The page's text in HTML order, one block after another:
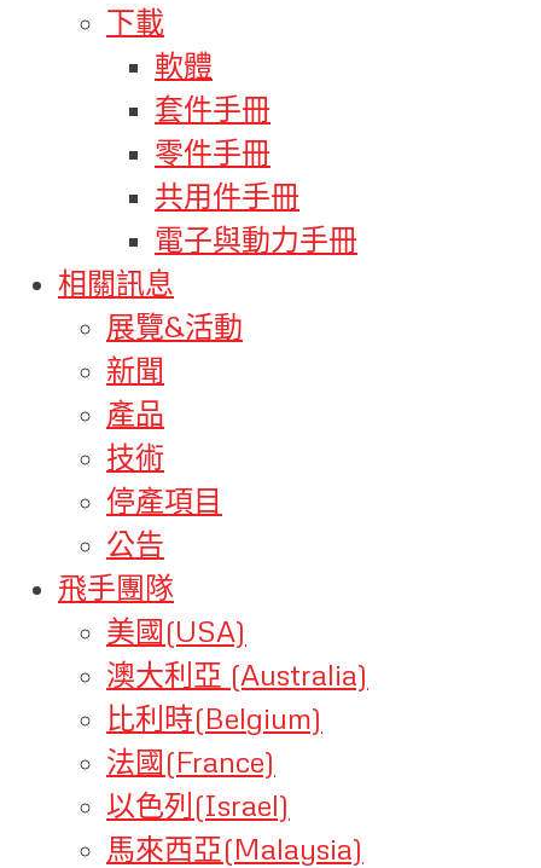
下載
軟體
套件手冊
零件手冊
共用件手冊
電子與動力手冊
相關訊息
展覽&活動
新聞
產品
技術
停產項目
公告
飛手團隊
美國(USA)
澳大利亞 (Australia)
比利時(Belgium)
法國(France)
以色列(Israel)
馬來西亞(Malaysia)